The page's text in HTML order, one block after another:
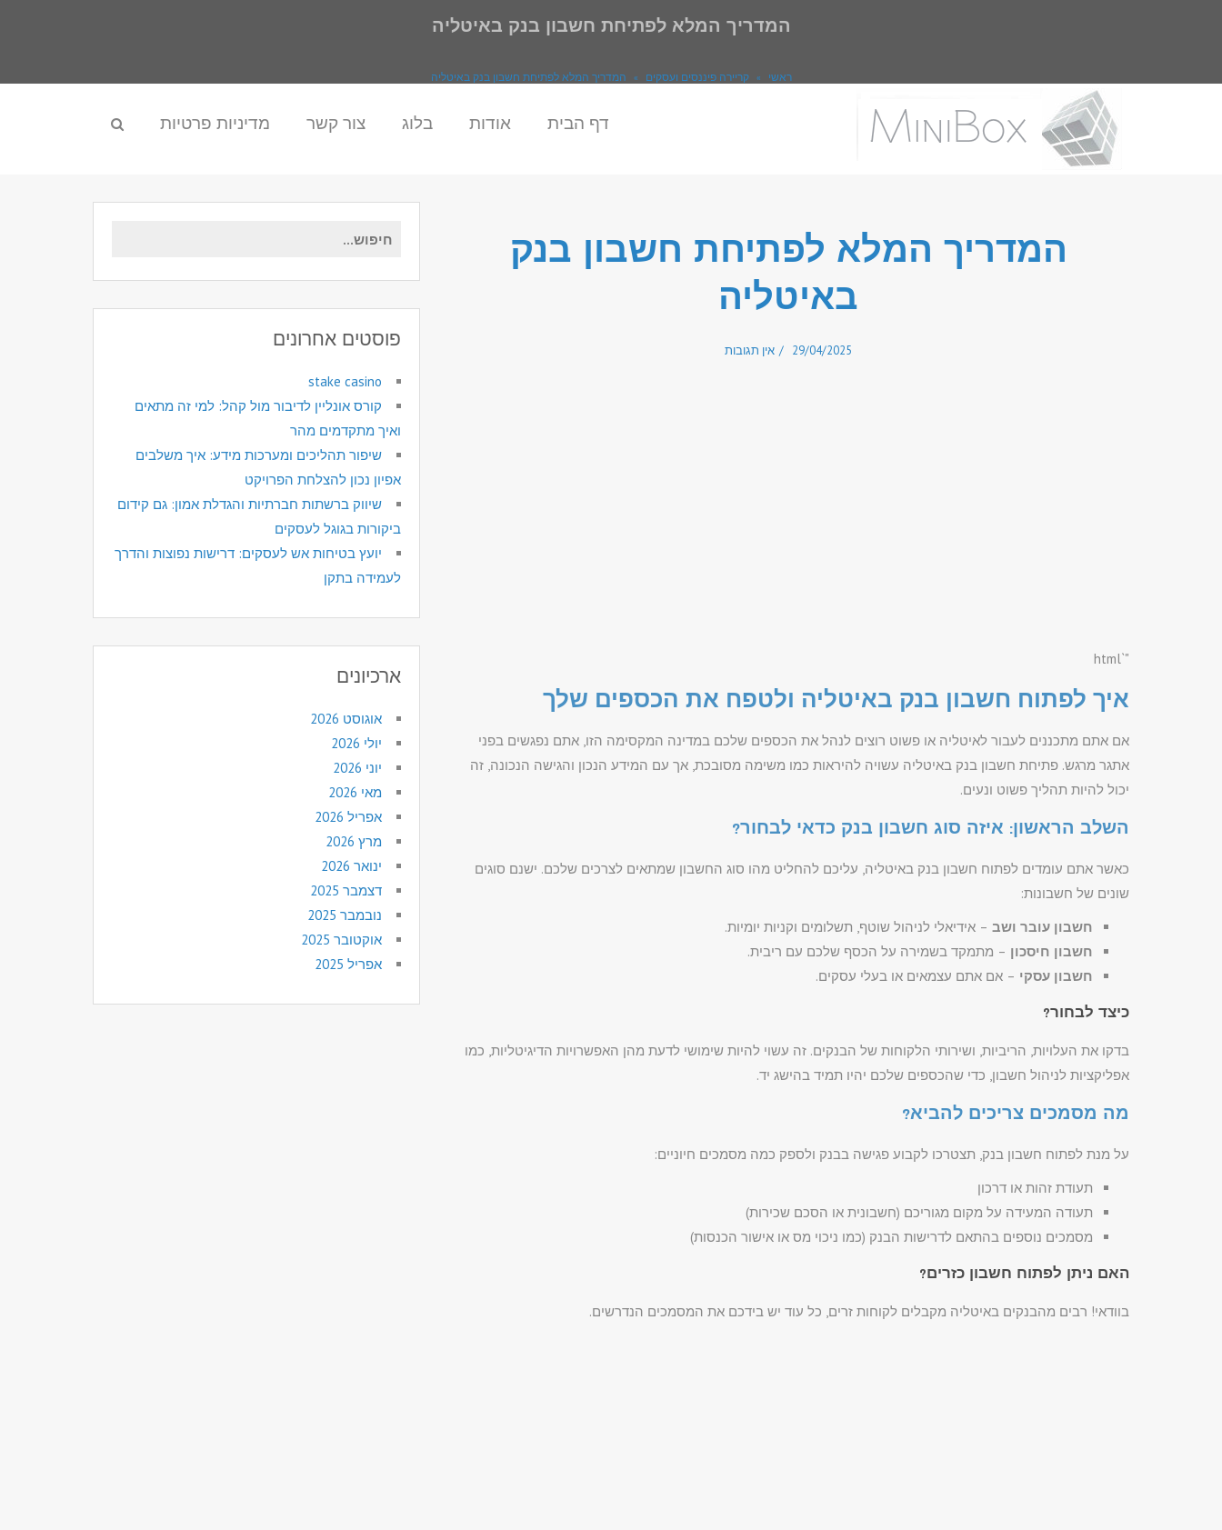
המדריך המלא לפתיחת חשבון בנק באיטליה
ראשי » קריירה פיננסים ועסקים » המדריך המלא לפתיחת חשבון בנק באיטליה
דף הבית אודות בלוג צור קשר מדיניות פרטיות
המדריך המלא לפתיחת חשבון בנק
באיטליה
29/04/2025 אין תגובות
"`html
איך לפתוח חשבון בנק באיטליה ולטפח את הכספים שלך
אם אתם מתכננים לעבור לאיטליה או פשוט רוצים לנהל את הכספים שלכם במדינה המקסימה הזו, אתם נפגשים בפני
אתגר מרגש. פתיחת חשבון בנק באיטליה עשויה להיראות כמו משימה מסובכת, אך עם המידע הנכון והגישה הנכונה, זה
יכול להיות תהליך פשוט ונעים.
השלב הראשון: איזה סוג חשבון בנק כדאי לבחור?
כאשר אתם עומדים לפתוח חשבון בנק באיטליה, עליכם להחליט מהו סוג החשבון שמתאים לצרכים שלכם. ישנם סוגים
שונים של חשבונות:
חשבון עובר ושב – אידיאלי לניהול שוטף, תשלומים וקניות יומיות.
חשבון חיסכון – מתמקד בשמירה על הכסף שלכם עם ריבית.
חשבון עסקי – אם אתם עצמאים או בעלי עסקים.
כיצד לבחור?
בדקו את העלויות, הריביות, ושירותי הלקוחות של הבנקים. זה עשוי להיות שימושי לדעת מהן האפשרויות הדיגיטליות, כמו
אפליקציות לניהול חשבון, כדי שהכספים שלכם יהיו תמיד בהישג יד.
מה מסמכים צריכים להביא?
על מנת לפתוח חשבון בנק, תצטרכו לקבוע פגישה בבנק ולספק כמה מסמכים חיוניים:
תעודת זהות או דרכון
תעודה המעידה על מקום מגוריכם (חשבונית או הסכם שכירות)
מסמכים נוספים בהתאם לדרישות הבנק (כמו ניכוי מס או אישור הכנסות)
האם ניתן לפתוח חשבון כזרים?
בוודאי! רבים מהבנקים באיטליה מקבלים לקוחות זרים, כל עוד יש בידכם את המסמכים הנדרשים.
חיפוש
פוסטים אחרונים
stake casino
קורס אונליין לדיבור מול קהל: למי זה מתאים
ואיך מתקדמים מהר
שיפור תהליכים ומערכות מידע: איך משלבים
אפיון נכון להצלחת הפרויקט
שיווק ברשתות חברתיות והגדלת אמון: גם קידום
ביקורות בגוגל לעסקים
יועץ בטיחות אש לעסקים: דרישות נפוצות והדרך
לעמידה בתקן
ארכיונים
אוגוסט 2026
יולי 2026
יוני 2026
מאי 2026
אפריל 2026
מרץ 2026
ינואר 2026
דצמבר 2025
נובמבר 2025
אוקטובר 2025
אפריל 2025